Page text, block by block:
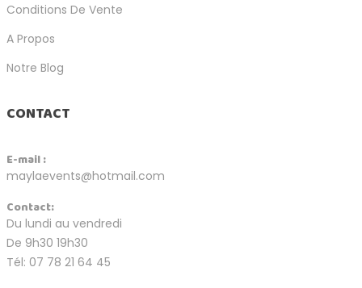
Conditions De Vente
A Propos
Notre Blog
CONTACT
E-mail :
maylaevents@hotmail.com
Contact:
Du lundi au vendredi
De 9h30 19h30
Tél: 07 78 21 64 45